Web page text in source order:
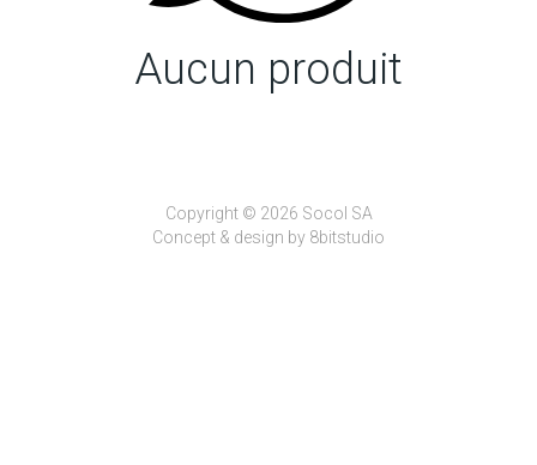
Aucun produit
Copyright © 2026 Socol SA
Concept & design by 8bitstudio